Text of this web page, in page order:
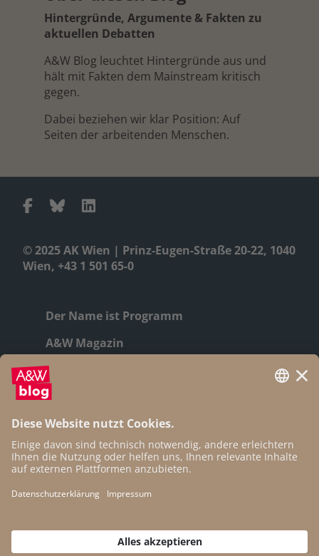
© 2025 AK Wien | Prinz-Eugen-Straße 20-22, 1040
Wien, +43 1 501 65-0
Der Name ist Programm
A&W Magazin
Geschichte
Autor:innen
Newsletter
Open Access
Impressum
Hintergründe, Argumente & Fakten zu
aktuellen Debatten
A&W Blog leuchtet Hintergründe aus und
hält mit Fakten dem Mainstream kritisch
gegen.
Dabei beziehen wir klar Position: Auf
Seiten der arbeitenden Menschen.